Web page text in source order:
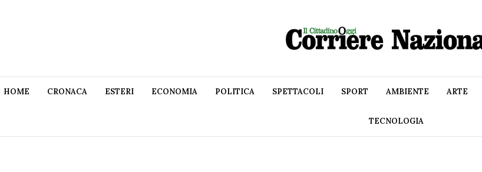
HOME CRONACA ESTERI ECONOMIA POLITICA SPETTACOLI SPORT AMBIENTE ARTE
TECNOLOGIA